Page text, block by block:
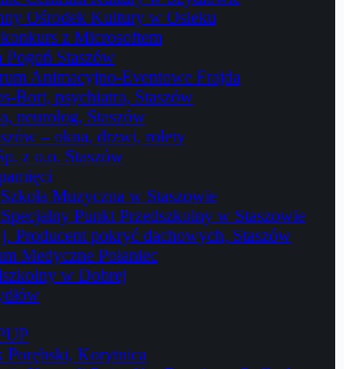
Ośrodek Kultury w Osieku
z Microsoftem
Staszów
Animacyjno-Eventowe Frajda
Bort, psychiatra, Staszów
neurolog, Staszów
– okna, drzwi, rolety
z o.o. Staszów
Muzyczna w Staszowie
Punkt Przedszkolny w Staszowie
Producent pokryć dachowych, Staszów
Medyczne Połaniec
w Dobrej
Korytnica